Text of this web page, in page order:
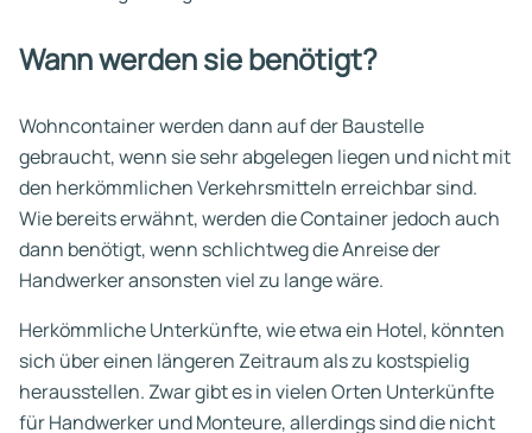
Wann werden sie benötigt?
Wohncontainer werden dann auf der Baustelle
gebraucht, wenn sie sehr abgelegen liegen und nicht mit
den herkömmlichen Verkehrsmitteln erreichbar sind.
Wie bereits erwähnt, werden die Container jedoch auch
dann benötigt, wenn schlichtweg die Anreise der
Handwerker ansonsten viel zu lange wäre.
Herkömmliche Unterkünfte, wie etwa ein Hotel, könnten
sich über einen längeren Zeitraum als zu kostspielig
herausstellen. Zwar gibt es in vielen Orten Unterkünfte
für Handwerker und Monteure, allerdings sind die nicht